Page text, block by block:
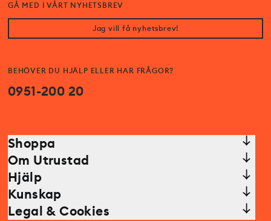
BEHÖVER DU HJÄLP ELLER HAR FRÅGOR?
0951-200 20
GÅ MED I VÅRT NYHETSBREV
Jag vill få nyhetsbrev!
Shoppa
Om Utrustad
Hjälp
Kunskap
Legal & Cookies